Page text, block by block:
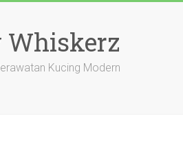
Kucing Modern